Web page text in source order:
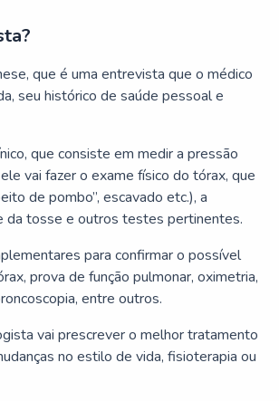
que é uma entrevista que o médico
seu histórico de saúde pessoal e
que consiste em medir a pressão
vai fazer o exame físico do tórax, que
de pombo”, escavado etc.), a
da tosse e outros testes pertinentes.
para confirmar o possível
prova de função pulmonar, oximetria,
entre outros.
vai prescrever o melhor tratamento
no estilo de vida, fisioterapia ou